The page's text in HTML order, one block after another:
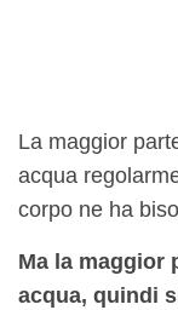
La maggior
acqua
corpo ne ha
Ma la maggior
acqua, quindi